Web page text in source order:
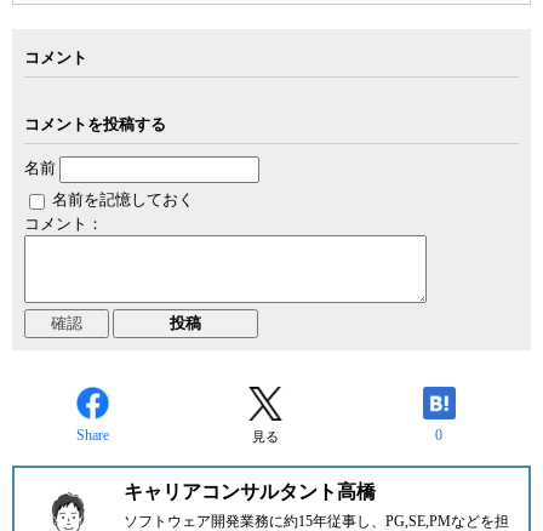
コメント
コメントを投稿する
名前
名前を記憶しておく
コメント：
Share 見る 0
キャリアコンサルタント高橋
ソフトウェア開発業務に約15年従事し、PG,SE,PMなどを担